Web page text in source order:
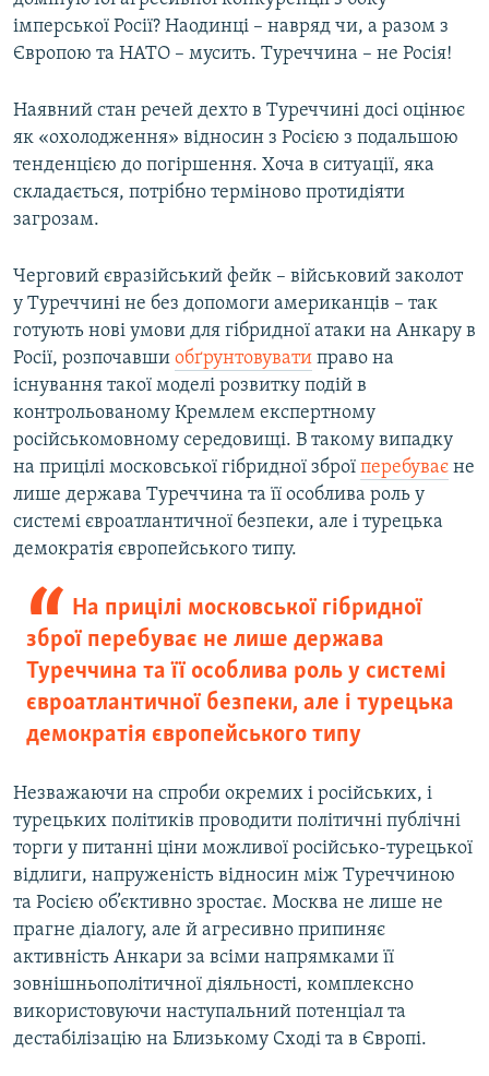
імперської Росії? Наодинці – навряд чи, а разом з
Європою та НАТО – мусить. Туреччина – не Росія!
Наявний стан речей дехто в Туреччині досі оцінює
як «охолодження» відносин з Росією з подальшою
тенденцією до погіршення. Хоча в ситуації, яка
складається, потрібно терміново протидіяти
загрозам.
Черговий євразійський фейк – військовий заколот
у Туреччині не без допомоги американців – так
готують нові умови для гібридної атаки на Анкару в
Росії, розпочавши обґрунтовувати право на
існування такої моделі розвитку подій в
контрольованому Кремлем експертному
російськомовному середовищі. В такому випадку
на прицілі московської гібридної зброї перебуває не
лише держава Туреччина та її особлива роль у
системі євроатлантичної безпеки, але і турецька
демократія європейського типу.
На прицілі московської гібридної
зброї перебуває не лише держава
Туреччина та її особлива роль у системі
євроатлантичної безпеки, але і турецька
демократія європейського типу
Незважаючи на спроби окремих і російських, і
турецьких політиків проводити політичні публічні
торги у питанні ціни можливої російсько-турецької
відлиги, напруженість відносин між Туреччиною
та Росією об’єктивно зростає. Москва не лише не
прагне діалогу, але й агресивно припиняє
активність Анкари за всіми напрямками її
зовнішньополітичної діяльності, комплексно
використовуючи наступальний потенціал та
дестабілізацію на Близькому Сході та в Європі.